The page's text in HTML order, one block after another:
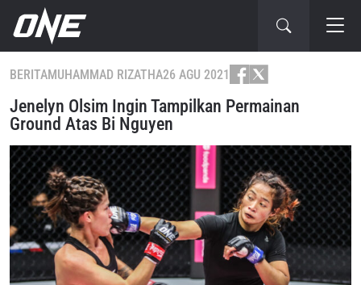
BERITAMUHAMMAD RIZATHA26 AGU 2021
Jenelyn Olsim Ingin Tampilkan Permainan
Ground Atas Bi Nguyen